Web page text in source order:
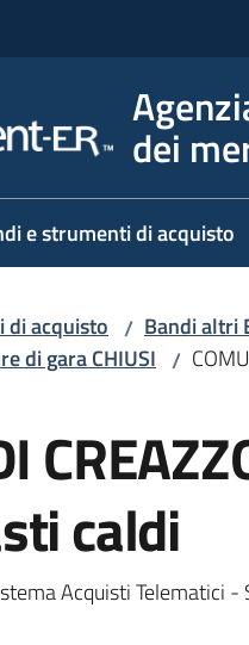
dei
e strumenti di acquisto
di acquisto / Bandi altri
di gara CHIUSI /
caldi
Acquisti Telematici -